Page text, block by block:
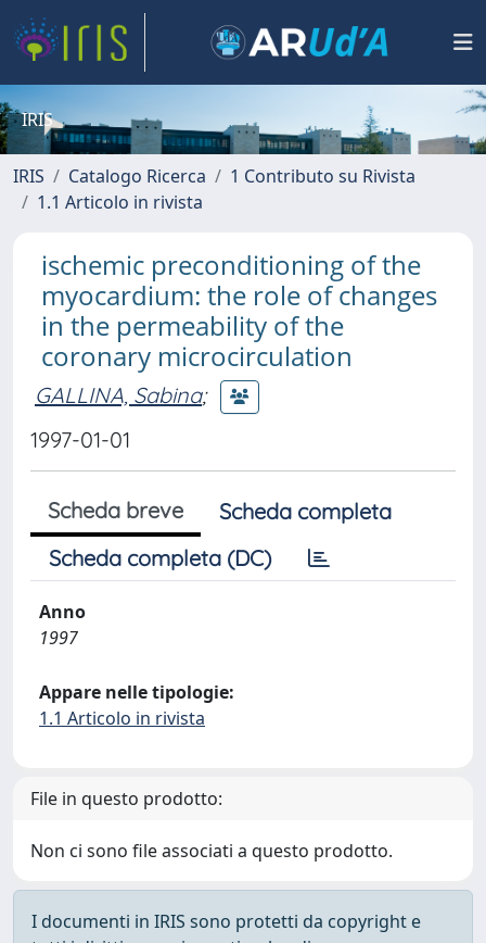
IRIS
IRIS Catalogo Ricerca
1 Contributo su Rivista
1.1 Articolo in rivista
ischemic preconditioning of the
myocardium: the role of changes
in the permeability of the
coronary microcirculation
GALLINA, Sabina;
1997-01-01
Scheda breve
Scheda completa
Scheda completa (DC)
Anno
1997
Appare nelle tipologie:
1.1 Articolo in rivista
File in questo prodotto:
Non ci sono file associati a questo prodotto.
I documenti in IRIS sono protetti da copyright e